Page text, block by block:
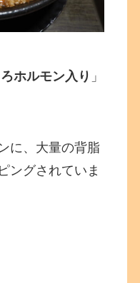
ホルモン入り 」
に、大量の背脂
ングされていま